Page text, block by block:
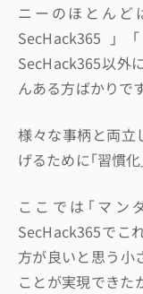
ニーのほとんど
SecHack365｣
SecHack365以外
んある方ばかりです
様々な事柄と両立
げるために｢習慣化
ここでは｢マン
SecHack365でこ
方が良いと思う小
ことが実現できた